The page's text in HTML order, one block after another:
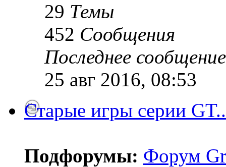
29 Темы
452 Сообщения
Последнее сообщение
25 авг 2016, 08:53
Старые игры серии
Подфорумы: Форум